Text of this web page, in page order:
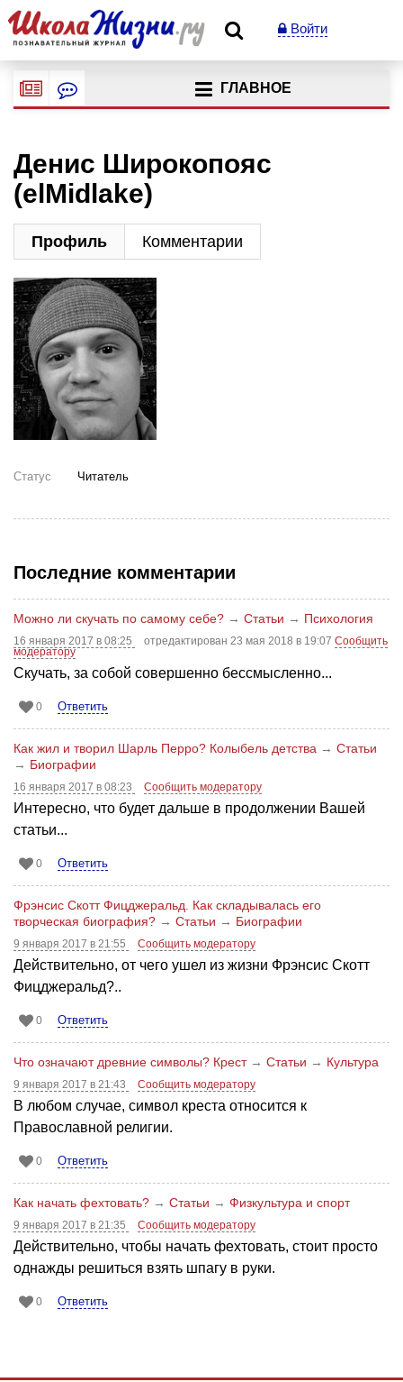
Войти
ГЛАВНОЕ
Денис Широкопояс
(elMidlake)
Профиль Комментарии
Статус Читатель
Последние комментарии
Можно ли скучать по самому себе? → Статьи → Психология
16 января 2017 в 08:25 отредактирован 23 мая 2018 в 19:07 Сообщить
модератору
Скучать, за собой совершенно бессмысленно...
0 Ответить
Как жил и творил Шарль Перро? Колыбель детства → Статьи
→ Биографии
16 января 2017 в 08:23 Сообщить модератору
Интересно, что будет дальше в продолжении Вашей
статьи...
0 Ответить
Фрэнсис Скотт Фицджеральд. Как складывалась его
творческая биография? → Статьи → Биографии
9 января 2017 в 21:55 Сообщить модератору
Действительно, от чего ушел из жизни Фрэнсис Скотт
Фицджеральд?..
0 Ответить
Что означают древние символы? Крест→ Статьи → Культура
9 января 2017 в 21:43 Сообщить модератору
В любом случае, символ креста относится к
Православной религии.
0 Ответить
Как начать фехтовать? → Статьи → Физкультура и спорт
9 января 2017 в 21:35 Сообщить модератору
Действительно, чтобы начать фехтовать, стоит просто
однажды решиться взять шпагу в руки.
0 Ответить